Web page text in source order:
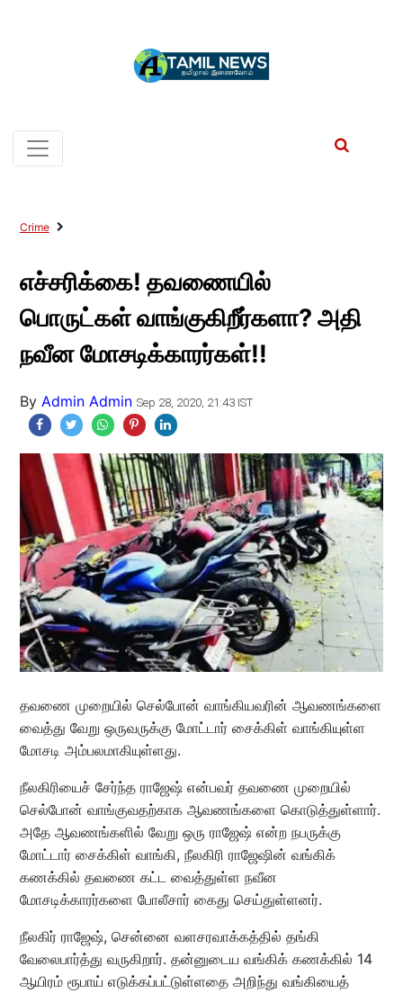
Crime
எச்சரிக்கை! தவணையில்
பொருட்கள் வாங்குகிறீர்களா? அதி
நவீன மோசடிக்காரர்கள்!!
By Admin Admin Sep 28, 2020, 21:43 IST
தவணை முறையில் செல்போன் வாங்கியவரின் ஆவணங்களை
வைத்து வேறு ஒருவருக்கு மோட்டார் சைக்கிள் வாங்கியுள்ள
மோசடி அம்பலமாகியுள்ளது.
நீலகிரியைச் சேர்ந்த ராஜேஷ் என்பவர் தவணை முறையில்
செல்போன் வாங்குவதற்காக ஆவணங்களை கொடுத்துள்ளார்.
அதே ஆவணங்களில் வேறு ஒரு ராஜேஷ் என்ற நபருக்கு
மோட்டார் சைக்கிள் வாங்கி, நீலகிரி ராஜேஷின் வங்கிக்
கணக்கில் தவணை கட்ட வைத்துள்ள நவீன
மோசடிக்காரர்களை போலீசார் கைது செய்துள்ளனர்.
நீலகிர் ராஜேஷ், சென்னை வளசரவாக்கத்தில் தங்கி
வேலைபார்த்து வருகிறார். தன்னுடைய வங்கிக் கணக்கில் 14
ஆயிரம் ரூபாய் எடுக்கப்பட்டுள்ளதை அறிந்து வங்கியைத்